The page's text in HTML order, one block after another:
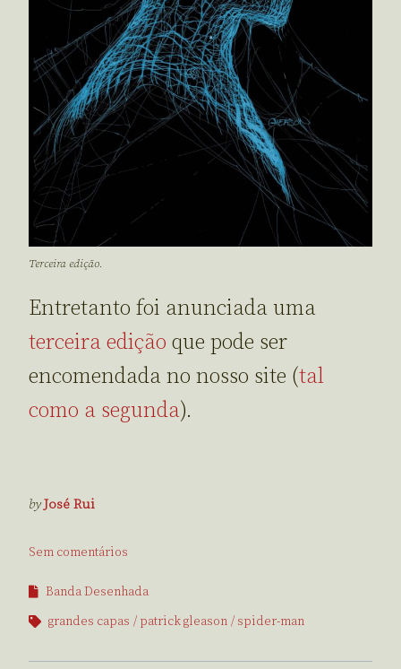
Terceira edição.
Entretanto foi anunciada uma
terceira edição que pode ser
encomendada no nosso site (tal
como a segunda).
byJosé Rui
Sem comentários
Banda Desenhada
grandes capas
patrick gleason spider-man